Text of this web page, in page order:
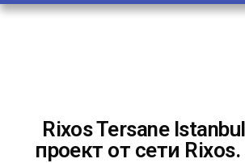
Rixos Tersane
проект от сети